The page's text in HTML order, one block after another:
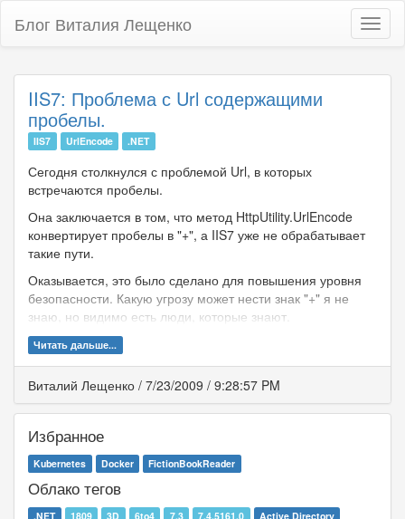
Блог Виталия Лещенко
IIS7: Проблема с Url содержащими
пробелы.
IIS7 UrlEncode .NET
Сегодня столкнулся с проблемой Url, в которых
встречаются пробелы.
Она заключается в том, что метод HttpUtility.UrlEncode
конвертирует пробелы в "+", а IIS7 уже не обрабатывает
такие пути.
Оказывается, это было сделано для повышения уровня
безопасности. Какую угрозу может нести знак "+" я не
знаю, но видимо есть люди, которые знают.
Читать дальше...
Виталий Лещенко / 7/23/2009 / 9:28:57 PM
Избранное
Kubernetes Docker FictionBookReader
Облако тегов
.NET 1809 3D 6to4 7.3 7.4.5161.0
Active Directory